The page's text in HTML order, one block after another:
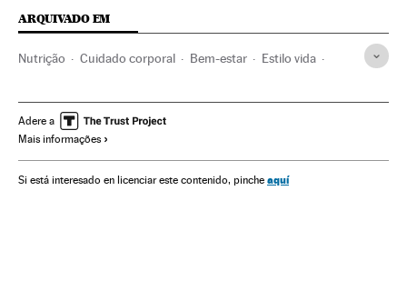
ARQUIVADO EM
Nutrição Cuidado corporal Bem-estar Estilo vida
Adere a
Mais informações
Si está interesado en licenciar este contenido, pinche aquí